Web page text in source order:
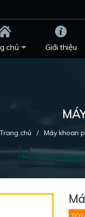
chủ Giới thiệu
chủ / Máy khoan